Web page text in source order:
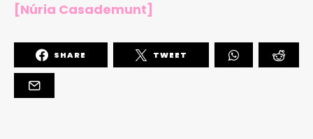
[Núria Casademunt]
SHARE TWEET